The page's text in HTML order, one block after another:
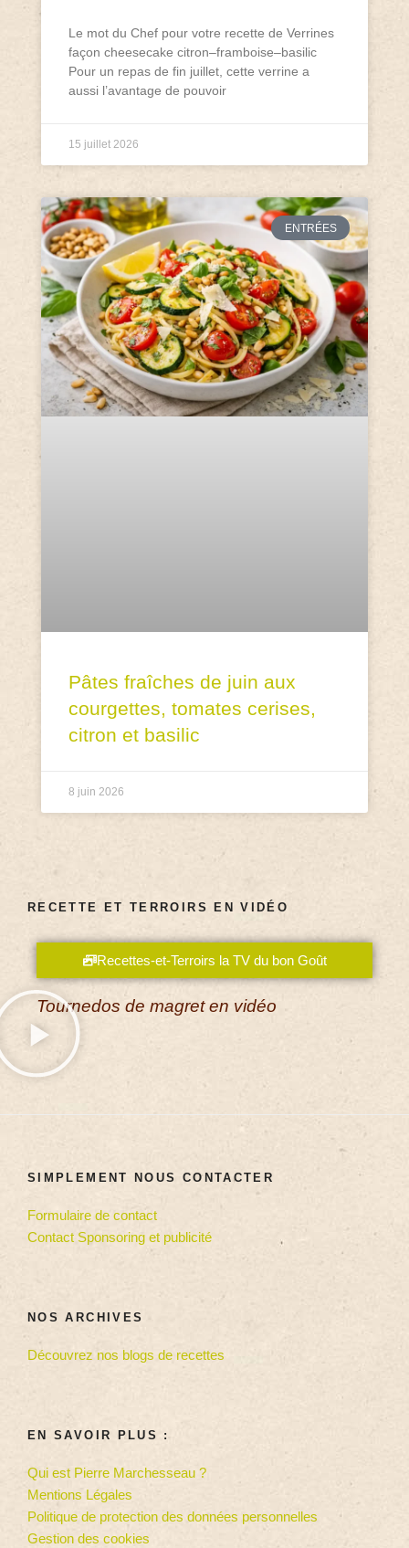
Le mot du Chef pour votre recette de Verrines
façon cheesecake citron–framboise–basilic
Pour un repas de fin juillet, cette verrine a
aussi l’avantage de pouvoir
15 juillet 2026
ENTRÉES
Pâtes fraîches de juin aux
courgettes, tomates cerises,
citron et basilic
8 juin 2026
RECETTE ET TERROIRS EN VIDÉO
Recettes-et-Terroirs la TV du bon Goût
Tournedos de magret en vidéo
SIMPLEMENT NOUS CONTACTER
Formulaire de contact
Contact Sponsoring et publicité
NOS ARCHIVES
Découvrez nos blogs de recettes
EN SAVOIR PLUS :
Qui est Pierre Marchesseau ?
Mentions Légales
Politique de protection des données personnelles
Gestion des cookies